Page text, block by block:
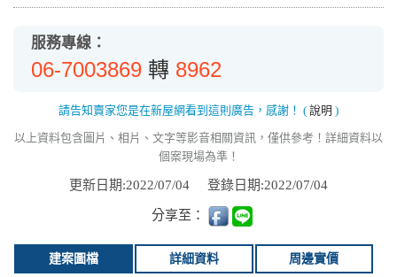
服務專線：
06-7003869 轉 8962
請告知賣家您是在新屋網看到這則廣告，感謝！ ( 說明 )
以上資料包含圖片、相片、文字等影音相關資訊，僅供參考！詳細資料以
個案現場為準！
更新日期:2022/07/04 登錄日期:2022/07/04
分享至：
建案圖檔 詳細資料 周邊實價